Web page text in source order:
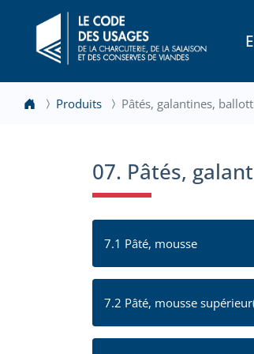
Produits Pâtés, galantines,
07. Pâtés,
7.1 Pâté, mousse
7.2 Pâté, mousse